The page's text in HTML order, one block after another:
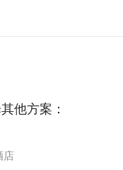
他方案：
店